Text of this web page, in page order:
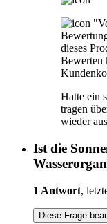
dieses
Bewerten
Hatte ein
tragen
wieder
Ist die
1 Antwort,
Diese Frage